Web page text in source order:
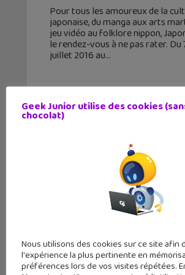
Pour tous les amoureux de la
japonaise, du manga aux arts
jeu vidéo au folklore nippon,
le rendez-vous à ne pas rater. Du
juillet 2016 au
Manga : les première pages
Geek Junior utilise des cookies
chocolat)
Nous utilisons des cookies sur ce site afin
l'expérience la plus pertinente en
préférences lors de vos visites répétées.